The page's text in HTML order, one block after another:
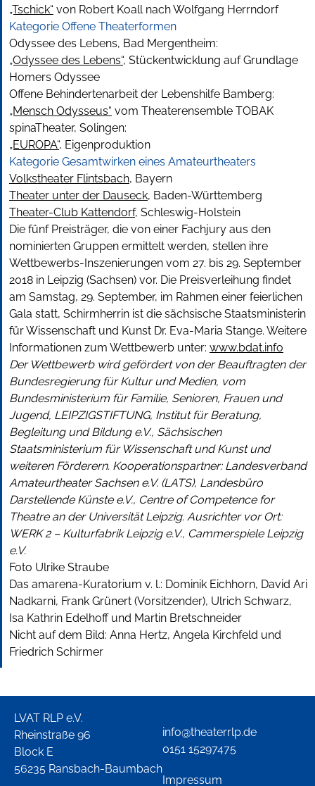
„Tschick“ von Robert Koall nach Wolfgang Herrndorf
Kategorie Offene Theaterformen
Odyssee des Lebens, Bad Mergentheim:
„Odyssee des Lebens“, Stückentwicklung auf Grundlage
Homers Odyssee
Offene Behindertenarbeit der Lebenshilfe Bamberg:
„Mensch Odysseus“ vom Theaterensemble TOBAK
spinaTheater, Solingen:
„EUROPA“, Eigenproduktion
Kategorie Gesamtwirken eines Amateurtheaters
Volkstheater Flintsbach, Bayern
Theater unter der Dauseck, Baden-Württemberg
Theater-Club Kattendorf, Schleswig-Holstein
Die fünf Preisträger, die von einer Fachjury aus den
nominierten Gruppen ermittelt werden, stellen ihre
Wettbewerbs-Inszenierungen vom 27. bis 29. September
2018 in Leipzig (Sachsen) vor. Die Preisverleihung findet
am Samstag, 29. September, im Rahmen einer feierlichen
Gala statt, Schirmherrin ist die sächsische Staatsministerin
für Wissenschaft und Kunst Dr. Eva-Maria Stange. Weitere
Informationen zum Wettbewerb unter: www.bdat.info
Der Wettbewerb wird gefördert von der Beauftragten der
Bundesregierung für Kultur und Medien, vom
Bundesministerium für Familie, Senioren, Frauen und
Jugend, LEIPZIGSTIFTUNG, Institut für Beratung,
Begleitung und Bildung e.V., Sächsischen
Staatsministerium für Wissenschaft und Kunst und
weiteren Förderern. Kooperationspartner: Landesverband
Amateurtheater Sachsen e.V. (LATS), Landesbüro
Darstellende Künste e.V., Centre of Competence for
Theatre an der Universität Leipzig. Ausrichter vor Ort:
WERK 2 – Kulturfabrik Leipzig e.V., Cammerspiele Leipzig
e.V.
Foto Ulrike Straube
Das amarena-Kuratorium v. l.: Dominik Eichhorn, David Ari
Nadkarni, Frank Grünert (Vorsitzender), Ulrich Schwarz,
Isa Kathrin Edelhoff und Martin Bretschneider
Nicht auf dem Bild: Anna Hertz, Angela Kirchfeld und
Friedrich Schirmer
LVAT RLP e.V.
Rheinstraße 96
Block E
56235 Ransbach-Baumbach
info@theaterrlp.de
0151 15297475
Impressum